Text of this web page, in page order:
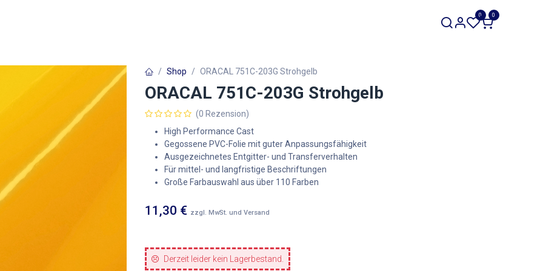
0 0
Shop ORACAL 751C-203G Strohgelb
ORACAL 751C-203G Strohgelb
(0 Rezension)
High Performance Cast
Gegossene PVC-Folie mit guter Anpassungsfähigkeit
Ausgezeichnetes Entgitter- und Transferverhalten
Für mittel- und langfristige Beschriftungen
Große Farbauswahl aus über 110 Farben
11,30 € zzgl. MwSt. und Versand
Derzeit leider kein Lagerbestand.